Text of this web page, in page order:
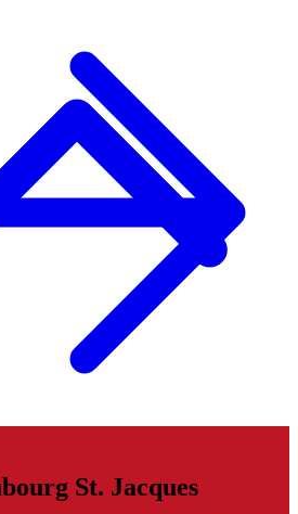
St. Jacques